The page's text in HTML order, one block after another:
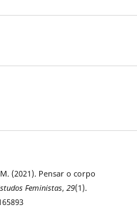
(2021). Pensar o corpo
Feministas, 29(1).